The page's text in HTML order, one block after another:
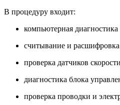
В процедуру входит:
компьютерная
считывание и
проверка датчиков
диагностика блока
проверка проводки и